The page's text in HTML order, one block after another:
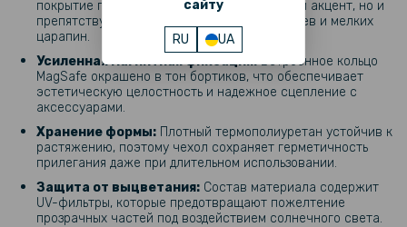
сайту
RU UA
покрытие граней не только придает цветной акцент, но и
препятствует появлению отпечатков пальцев и мелких
царапин.
Усиленная магнитная фиксация:Встроенное кольцо
MagSafe окрашено в тон бортиков, что обеспечивает
эстетическую целостность и надежное сцепление с
аксессуарами.
Хранение формы: Плотный термополиуретан устойчив к
растяжению, поэтому чехол сохраняет герметичность
прилегания даже при длительном использовании.
Защита от выцветания: Состав материала содержит
UV-фильтры, которые предотвращают пожелтение
прозрачных частей под воздействием солнечного света.